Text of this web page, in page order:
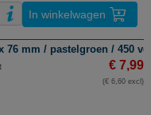
In winkelwagen
76 mm / pastelgroen / 450 vel
€ 7,99
(€ 6,60 excl)